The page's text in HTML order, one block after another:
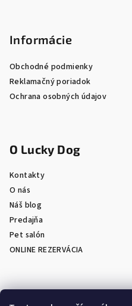
Informácie
Obchodné podmienky
Reklamačný poriadok
Ochrana osobných údajov
O Lucky Dog
Kontakty
O nás
Náš blog
Predajňa
Pet salón
ONLINE REZERVÁCIA